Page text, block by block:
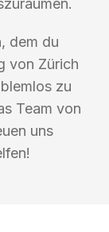
dem du
von Zürich
zu
Team von
uns